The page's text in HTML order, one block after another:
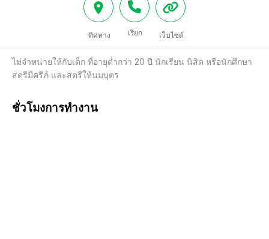
ทิศทาง เรียก เว็บไซต์
ไม่จำหน่ายให้กับเด็ก ที่อายุต่ำกว่า 20 ปี นักเรียน นิสิต หรือนักศึกษา
สตรีมีครีภ์ และสตรีให้นมบุตร
ชั่วโมงการทำงาน